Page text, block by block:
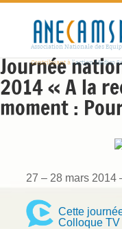
Association Nationale des
Contribuant àl'action Médico
Journée
2014 « A la
moment :
27 – 28 mars 2014
Cette
Colloque TV